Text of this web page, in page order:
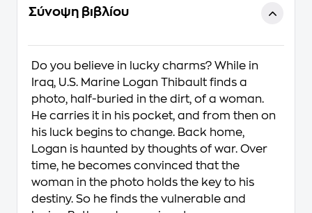
Σύνοψη βιβλίου
Do you believe in lucky charms? While in
Iraq, U.S. Marine Logan Thibault finds a
photo, half-buried in the dirt, of a woman.
He carries it in his pocket, and from then on
his luck begins to change. Back home,
Logan is haunted by thoughts of war. Over
time, he becomes convinced that the
woman in the photo holds the key to his
destiny. So he finds the vulnerable and